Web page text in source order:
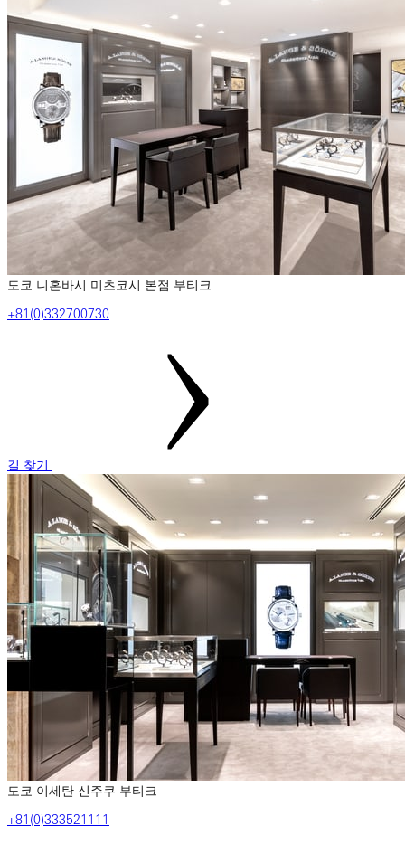
도쿄 니혼바시 미츠코시 본점 부티크
‎+81(0)332700730
길 찾기
도쿄 이세탄 신주쿠 부티크
‎+81‎(0)‎333521111